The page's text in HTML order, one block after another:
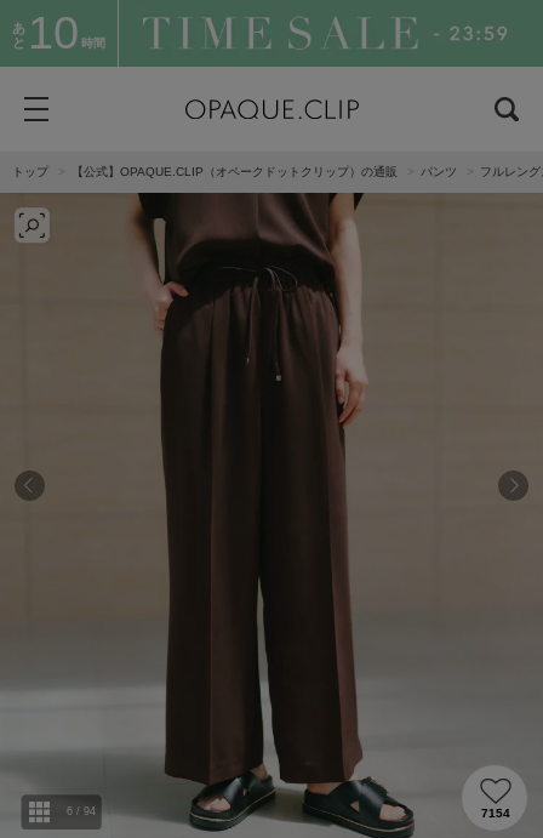
あ
と 10 時間
トップ 【公式】OPAQUE.CLIP（オペークドットクリップ）の通販 パンツ フルレン
6 / 94 7154